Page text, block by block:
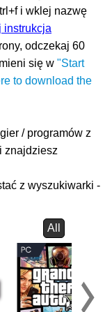
i wklej nazwę
instrukcja
odczekaj 60
się w "Start
to download the
/ programów z
znajdziesz
z wyszukiwarki -